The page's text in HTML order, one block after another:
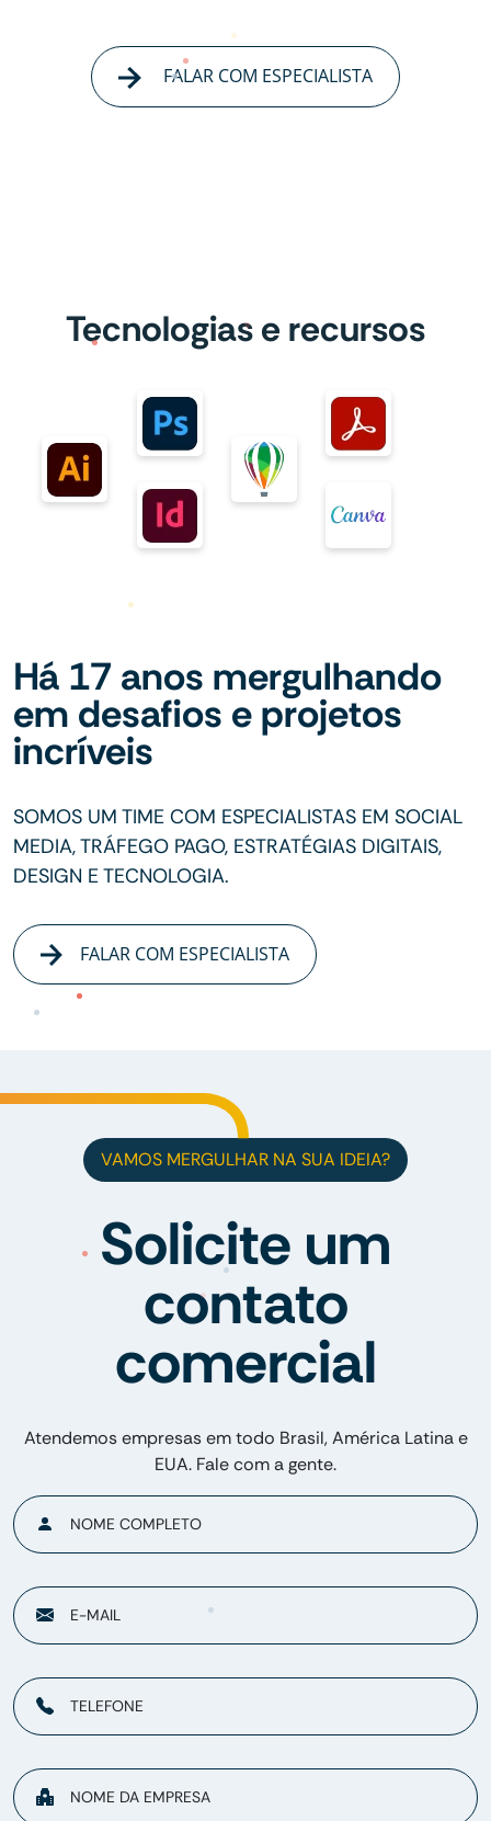
FALAR COM ESPECIALISTA
Tecnologias e recursos
Há 17 anos mergulhando
em desafios e projetos
incríveis
SOMOS UM TIME COM ESPECIALISTAS EM SOCIAL
MEDIA, TRÁFEGO PAGO, ESTRATÉGIAS DIGITAIS,
DESIGN E TECNOLOGIA.
FALAR COM ESPECIALISTA
VAMOS MERGULHAR NA SUA IDEIA?
Solicite um
contato
comercial
Atendemos empresas em todo Brasil, América Latina e
EUA. Fale com a gente.
NOME COMPLETO
E-MAIL
TELEFONE
NOME DA EMPRESA